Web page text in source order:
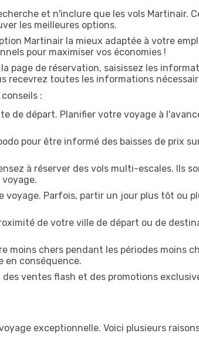
et n'inclure que les vols Martinair.
les meilleures options.
Martinair la mieux adaptée à votre
pour maximiser vos économies !
page de réservation, saisissez les
recevrez toutes les informations
:
de départ. Planifier votre voyage à
pour être informé des baisses de prix
à réserver des vols multi-escales. Ils
voyage. Parfois, partir un jour plus tôt ou
de votre ville de départ ou de
moins chers pendant les périodes moins
en conséquence.
ventes flash et des promotions
exceptionnelle. Voici plusieurs